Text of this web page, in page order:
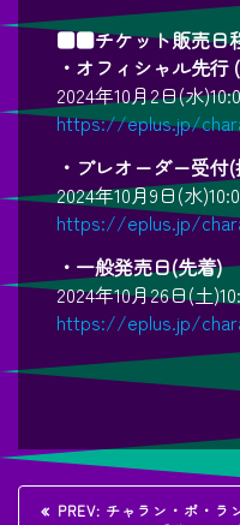
■■チケット販売
・オフィシャル先行
2024年10月2日(水
https://eplus.jp/
・プレオーダー受
2024年10月9日(水
https://eplus.jp/
・一般発売日(先着)
2024年10月26日(土
https://eplus.jp/
投PREV: 過
チャラン・ポ・ラ